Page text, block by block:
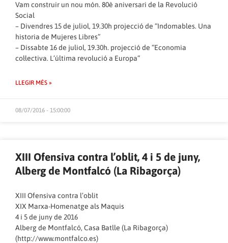
Vam construir un nou món. 80è aniversari de la Revolució
Social
– Divendres 15 de juliol, 19.30h projecció de “Indomables. Una
historia de Mujeres Libres”
– Dissabte 16 de juliol, 19.30h. projecció de “Economia
col·lectiva. L’última revolució a Europa”
LLEGIR MÉS »
08/07/2016 - 15:00:00
XIII Ofensiva contra l’oblit, 4 i 5 de juny,
Alberg de Montfalcó (La Ribagorça)
XIII Ofensiva contra l’oblit
XIX Marxa-Homenatge als Maquis
4 i 5 de juny de 2016
Alberg de Montfalcó, Casa Batlle (La Ribagorça)
(http://www.montfalco.es)